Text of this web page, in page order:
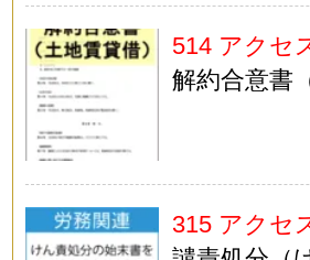
514 アクセ
解約合意書
315 アクセ